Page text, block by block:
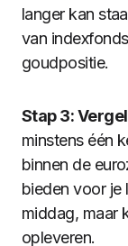
langer kan
van
goudpositie.
Stap 3:
minstens één
binnen de
bieden voor je
middag, maar
opleveren.